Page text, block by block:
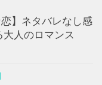
】ネタバレなし感
人のロマンス